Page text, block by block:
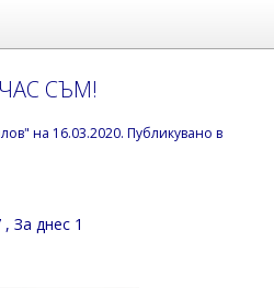
СЪМ!
на 16.03.2020. Публикувано в
, За днес 1